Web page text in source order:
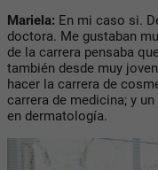
Mariela: En mi caso si.
doctora. Me gustaban
de la carrera pensaba
también desde muy
hacer la carrera de
carrera de medicina; y
en dermatología.